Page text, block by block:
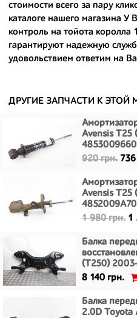
- доступные по цене;
- сняты только с автомобилей,
европейским и японским
стоимости всего за пару
каталоге нашего магазина У
контроль на тойота королла
гарантируют надежную
удовольствием ответим на
ДРУГИЕ ЗАПЧАСТИ К ЭТОЙ
Avensis T25
4853009660
920 грн.
Avensis T25
1 980 грн. 1
Балка
(T250)
8 140 грн.
Балка
2.0D Toyota